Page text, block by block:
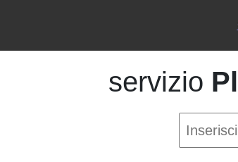
servizio